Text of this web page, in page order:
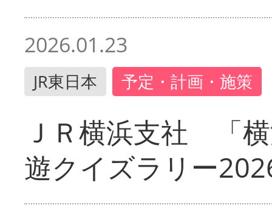
2026.01.23
JR東日本 予定・計画・施策
ＪＲ横浜支社 「
遊クイズラリー